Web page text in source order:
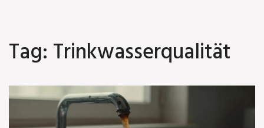
Tag: Trinkwasserqualität